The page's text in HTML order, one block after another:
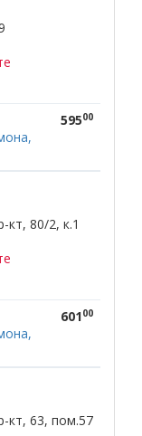
59500
кт, 80/2, к.1
60100
кт, 63, пом.57